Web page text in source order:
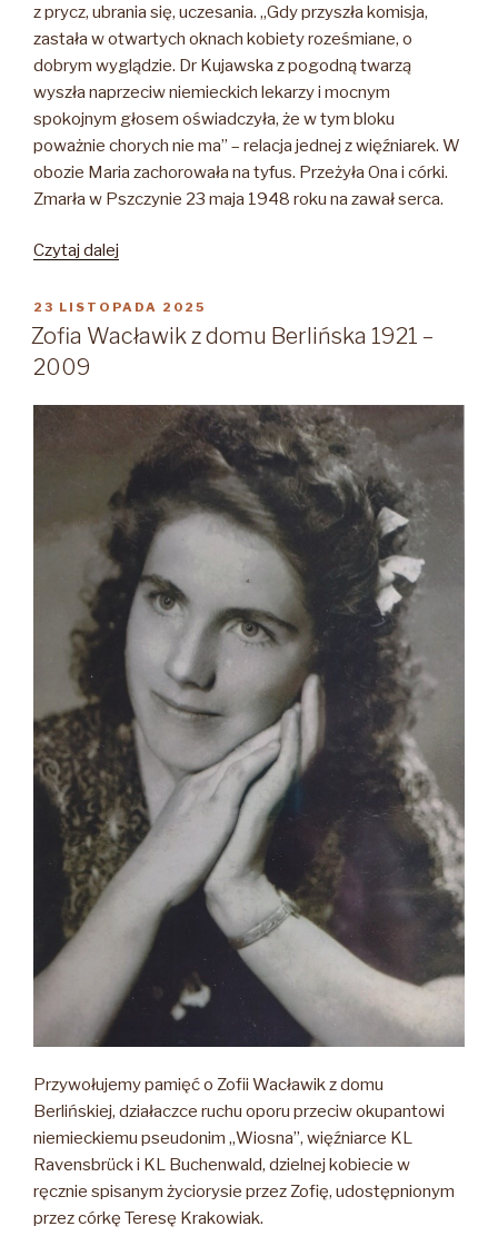
z prycz, ubrania się, uczesania. „Gdy przyszła komisja,
zastała w otwartych oknach kobiety roześmiane, o
dobrym wyglądzie. Dr Kujawska z pogodną twarzą
wyszła naprzeciw niemieckich lekarzy i mocnym
spokojnym głosem oświadczyła, że w tym bloku
poważnie chorych nie ma” – relacja jednej z więźniarek. W
obozie Maria zachorowała na tyfus. Przeżyła Ona i córki.
Zmarła w Pszczynie 23 maja 1948 roku na zawał serca.
Czytaj dalej
1893
–
OPUBLIKOWANE
W
23 LISTOPADA 2025
Zofia Wacławik z domu Berlińska 1921 –
2009
Przywołujemy pamięć o Zofii Wacławik z domu
Berlińskiej, działaczce ruchu oporu przeciw okupantowi
niemieckiemu pseudonim „Wiosna”, więźniarce KL
Ravensbrück i KL Buchenwald, dzielnej kobiecie w
ręcznie spisanym życiorysie przez Zofię, udostępnionym
przez córkę Teresę Krakowiak.